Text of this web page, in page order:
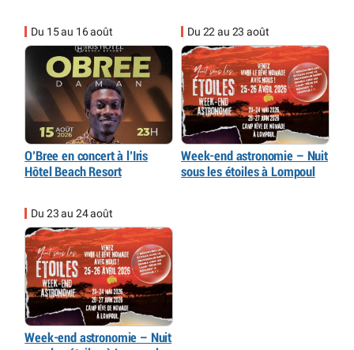
Du 15 au 16 août
O’Bree en concert à l’Iris
Hôtel Beach Resort
Du 22 au 23 août
Week-end astronomie – Nuit
sous les étoiles à Lompoul
Du 23 au 24 août
Week-end astronomie – Nuit